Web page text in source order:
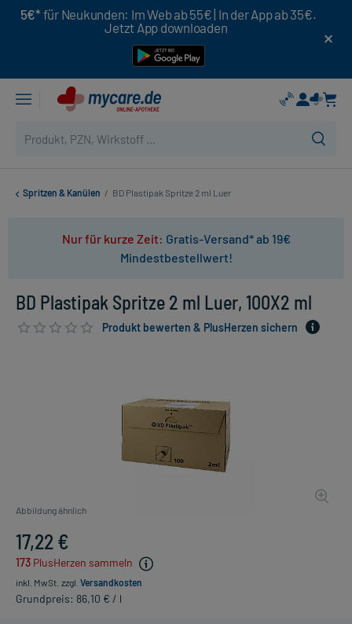
5€* für Neukunden: Im Web ab 55€ | In der App ab 35€.
Jetzt App downloaden
Spritzen & Kanülen / BD Plastipak Spritze 2 ml Luer
Nur für kurze Zeit: Gratis-Versand* ab 19€
Mindestbestellwert!
BD Plastipak Spritze 2 ml Luer, 100X2 ml
Produkt bewerten & PlusHerzen sichern
Abbildung ähnlich
17,22 €
173 PlusHerzen sammeln
inkl. MwSt. zzgl. Versandkosten
Grundpreis: 86,10 € / l